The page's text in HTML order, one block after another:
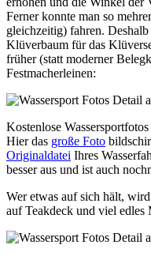
Ferner konnte man so
gleichzeitig) fahren.
Klüverbaum für das
früher (statt moderner
Festmacherleinen:
Kostenlose
Hier das große Foto
Originaldatei Ihres
besser aus und ist auch
Wer etwas auf sich hält,
auf Teakdeck und viel edles